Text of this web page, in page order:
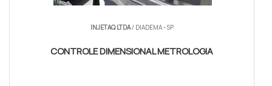
INJETAQ LTDA/ DIADEMA - SP
CONTROLE DIMENSIONAL METROLOGIA